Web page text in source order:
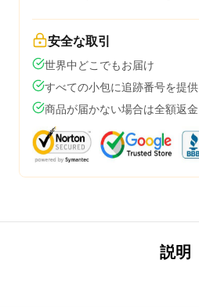
安全な取引
世界中どこでもお届け
すべての小包に追跡番号を提供
商品が届かない場合は全額返金
説明